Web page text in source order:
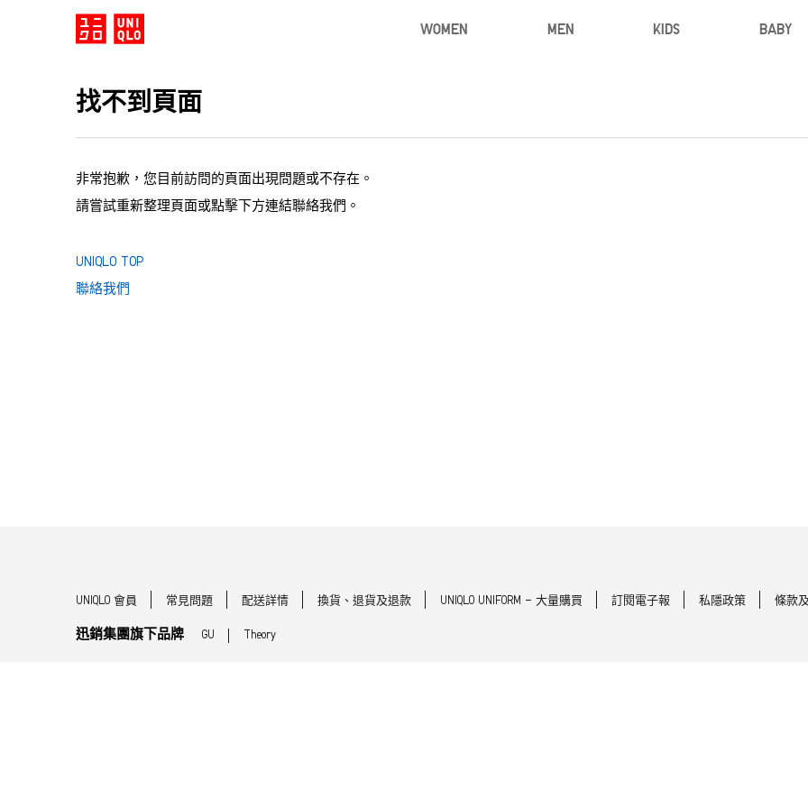
WOMEN MEN KIDS BABY
找不到頁面
非常抱歉，您目前訪問的頁面出現問題或不存在。
請嘗試重新整理頁面或點擊下方連結聯絡我們。
UNIQLO TOP
聯絡我們
UNIQLO 會員 常見問題 配送詳情 換貨、退貨及退款 UNIQLO UNIFORM - 大量購買 訂閱電子報 私隱政策 條款
迅銷集團旗下品牌 GU Theory